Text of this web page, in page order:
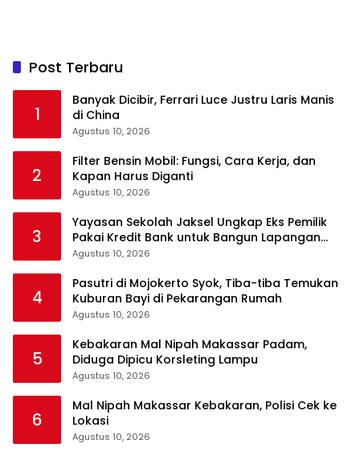
Post Terbaru
1
Banyak Dicibir, Ferrari Luce Justru Laris Manis
di China
Agustus 10, 2026
2
Filter Bensin Mobil: Fungsi, Cara Kerja, dan
Kapan Harus Diganti
Agustus 10, 2026
3
Yayasan Sekolah Jaksel Ungkap Eks Pemilik
Pakai Kredit Bank untuk Bangun Lapangan
Padel
Agustus 10, 2026
4
Pasutri di Mojokerto Syok, Tiba-tiba Temukan
Kuburan Bayi di Pekarangan Rumah
Agustus 10, 2026
5
Kebakaran Mal Nipah Makassar Padam,
Diduga Dipicu Korsleting Lampu
Agustus 10, 2026
6
Mal Nipah Makassar Kebakaran, Polisi Cek ke
Lokasi
Agustus 10, 2026